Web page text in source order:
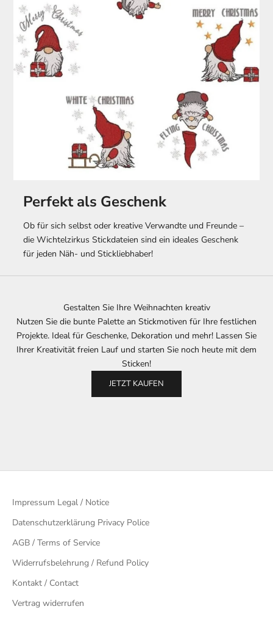
Perfekt als Geschenk
Ob für sich selbst oder kreative Verwandte und Freunde –
die Wichtelzirkus Stickdateien sind ein ideales Geschenk
für jeden Näh- und Stickliebhaber!
Gestalten Sie Ihre Weihnachten kreativ
Nutzen Sie die bunte Palette an Stickmotiven für Ihre festlichen
Projekte. Ideal für Geschenke, Dekoration und mehr! Lassen Sie
Ihrer Kreativität freien Lauf und starten Sie noch heute mit dem
Sticken!
JETZT KAUFEN
Impressum Legal / Notice
Datenschutzerklärung Privacy Police
AGB / Terms of Service
Widerrufsbelehrung / Refund Policy
Kontakt / Contact
Vertrag widerrufen